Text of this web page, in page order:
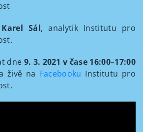
Karel Sál, analytik Institutu pro
dne 9. 3. 2021 v čase 16:00–17:00
živě na Facebooku Institutu pro